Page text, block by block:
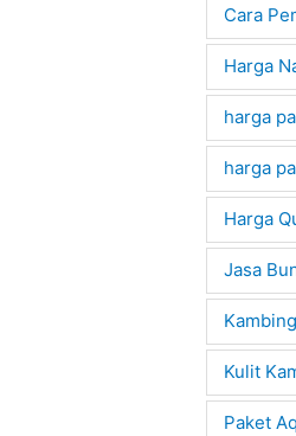
Cara
Harga
harga
harga
Harga
Jasa
Kulit
Paket